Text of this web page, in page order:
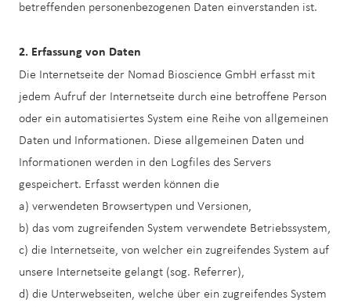
betreffenden personenbezogenen Daten einverstanden ist.
2. Erfassung von Daten
Die Internetseite der Nomad Bioscience GmbH erfasst mit
jedem Aufruf der Internetseite durch eine betroffene Person
oder ein automatisiertes System eine Reihe von allgemeinen
Daten und Informationen. Diese allgemeinen Daten und
Informationen werden in den Logfiles des Servers
gespeichert. Erfasst werden können die
a) verwendeten Browsertypen und Versionen,
b) das vom zugreifenden System verwendete Betriebssystem,
c) die Internetseite, von welcher ein zugreifendes System auf
unsere Internetseite gelangt (sog. Referrer),
d) die Unterwebseiten, welche über ein zugreifendes System